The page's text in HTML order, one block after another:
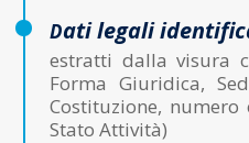
dati legali
estratti dalla visura
Forma Giuridica,
Costituzione, numero
Stato Attività)